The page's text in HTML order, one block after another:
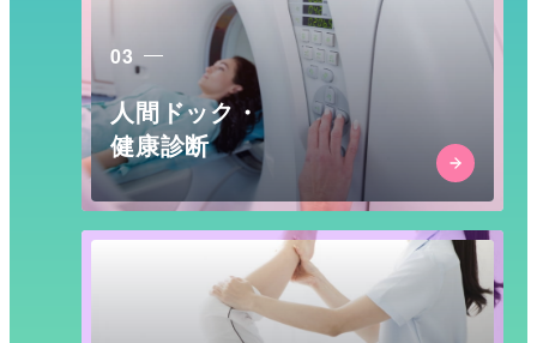
03
人間ドック・
健康診断